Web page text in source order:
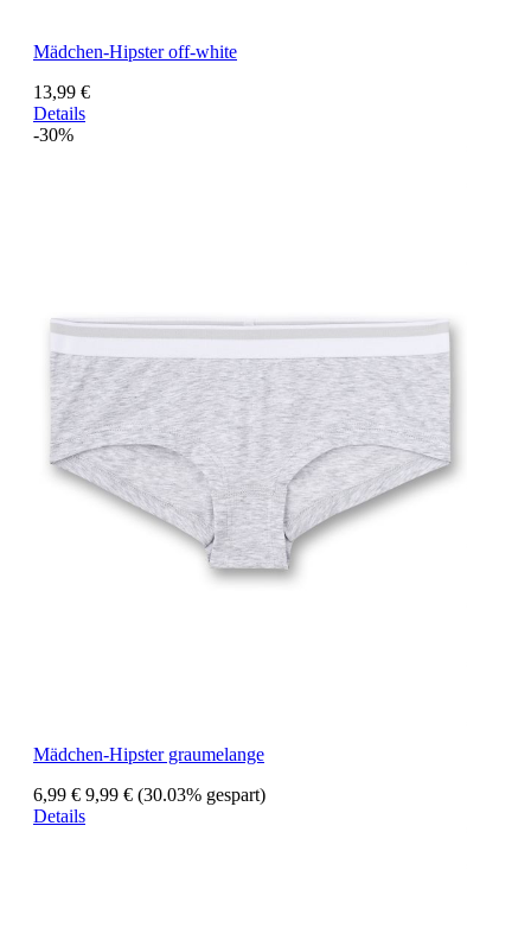
Mädchen-Hipster off-white
13,99 €
Details
-30%
Mädchen-Hipster graumelange
6,99 € 9,99 € (30.03% gespart)
Details